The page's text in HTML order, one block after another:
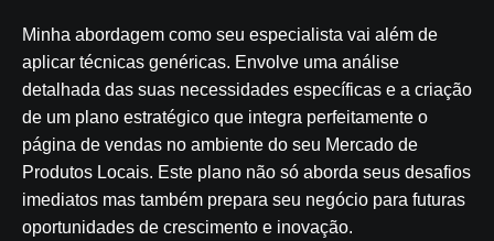
Minha abordagem como seu especialista vai além de
aplicar técnicas genéricas. Envolve uma análise
detalhada das suas necessidades específicas e a criação
de um plano estratégico que integra perfeitamente o
página de vendas no ambiente do seu Mercado de
Produtos Locais. Este plano não só aborda seus desafios
imediatos mas também prepara seu negócio para futuras
oportunidades de crescimento e inovação.